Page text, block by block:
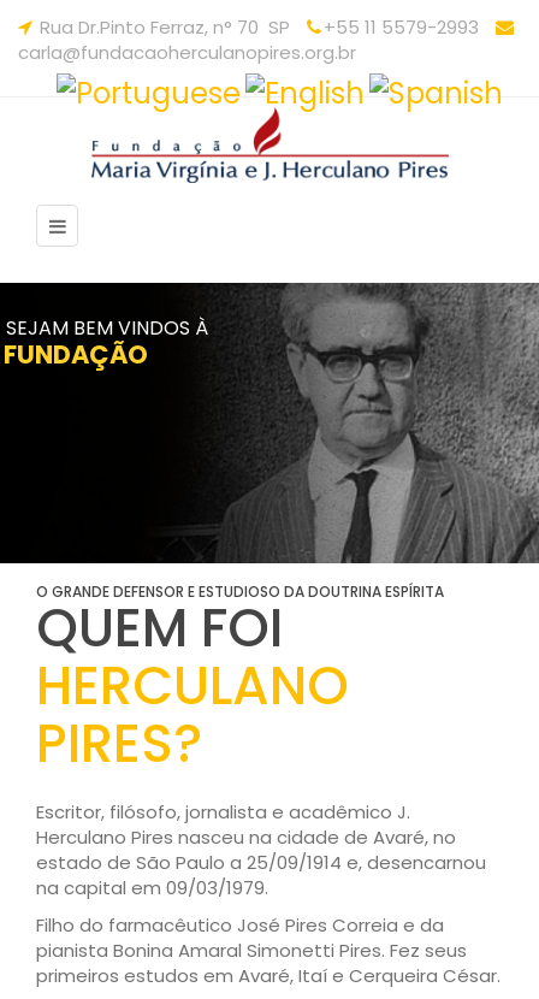
Rua Dr.Pinto Ferraz, n° 70 SP
+55 11 5579-2993
carla@fundacaoherculanopires.org.br
SEJAM BEM VINDOS À
FUNDAÇÃO
O GRANDE DEFENSOR E ESTUDIOSO DA DOUTRINA ESPÍRITA
QUEM FOI
HERCULANO
PIRES?
Escritor, filósofo, jornalista e acadêmico J.
Herculano Pires nasceu na cidade de Avaré, no
estado de São Paulo a 25/09/1914 e, desencarnou
na capital em 09/03/1979.
Filho do farmacêutico José Pires Correia e da
pianista Bonina Amaral Simonetti Pires. Fez seus
primeiros estudos em Avaré, Itaí e Cerqueira César.